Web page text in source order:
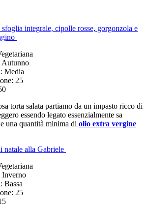
sfoglia integrale, cipolle rosse, gorgonzola e
Autunno
Media
25
torta salata partiamo da un impasto ricco di
essendo legato essenzialmente sa
una quantità minima di olio extra vergine
natale alla Gabriele
Inverno
Bassa
25